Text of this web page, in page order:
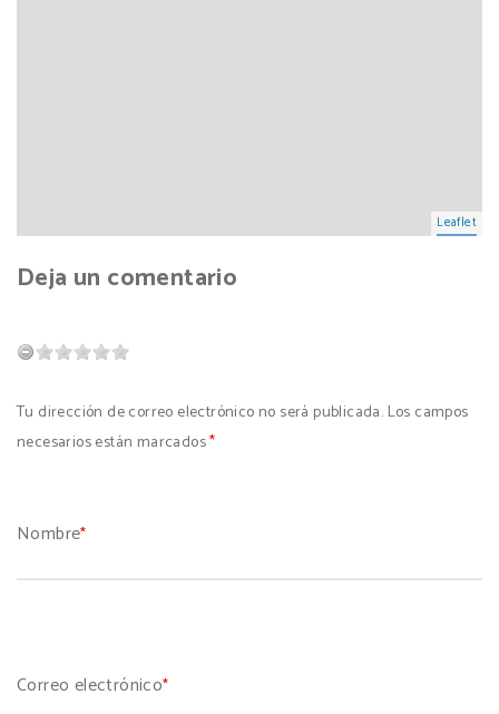
Leaflet
Deja un comentario
Tu dirección de correo electrónico no será publicada. Los campos
necesarios están marcados*
Nombre*
Correo electrónico*